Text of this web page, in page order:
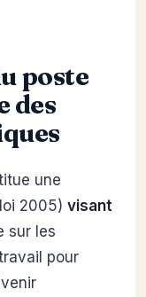
poste
des
une
2005) visant
sur les
pour